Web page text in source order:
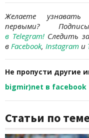
Желаете
первыми?
в Telegram!Следить
в Facebook, Instagram и
Не пропусти другие
bigmir)net в facebook
Статьи по